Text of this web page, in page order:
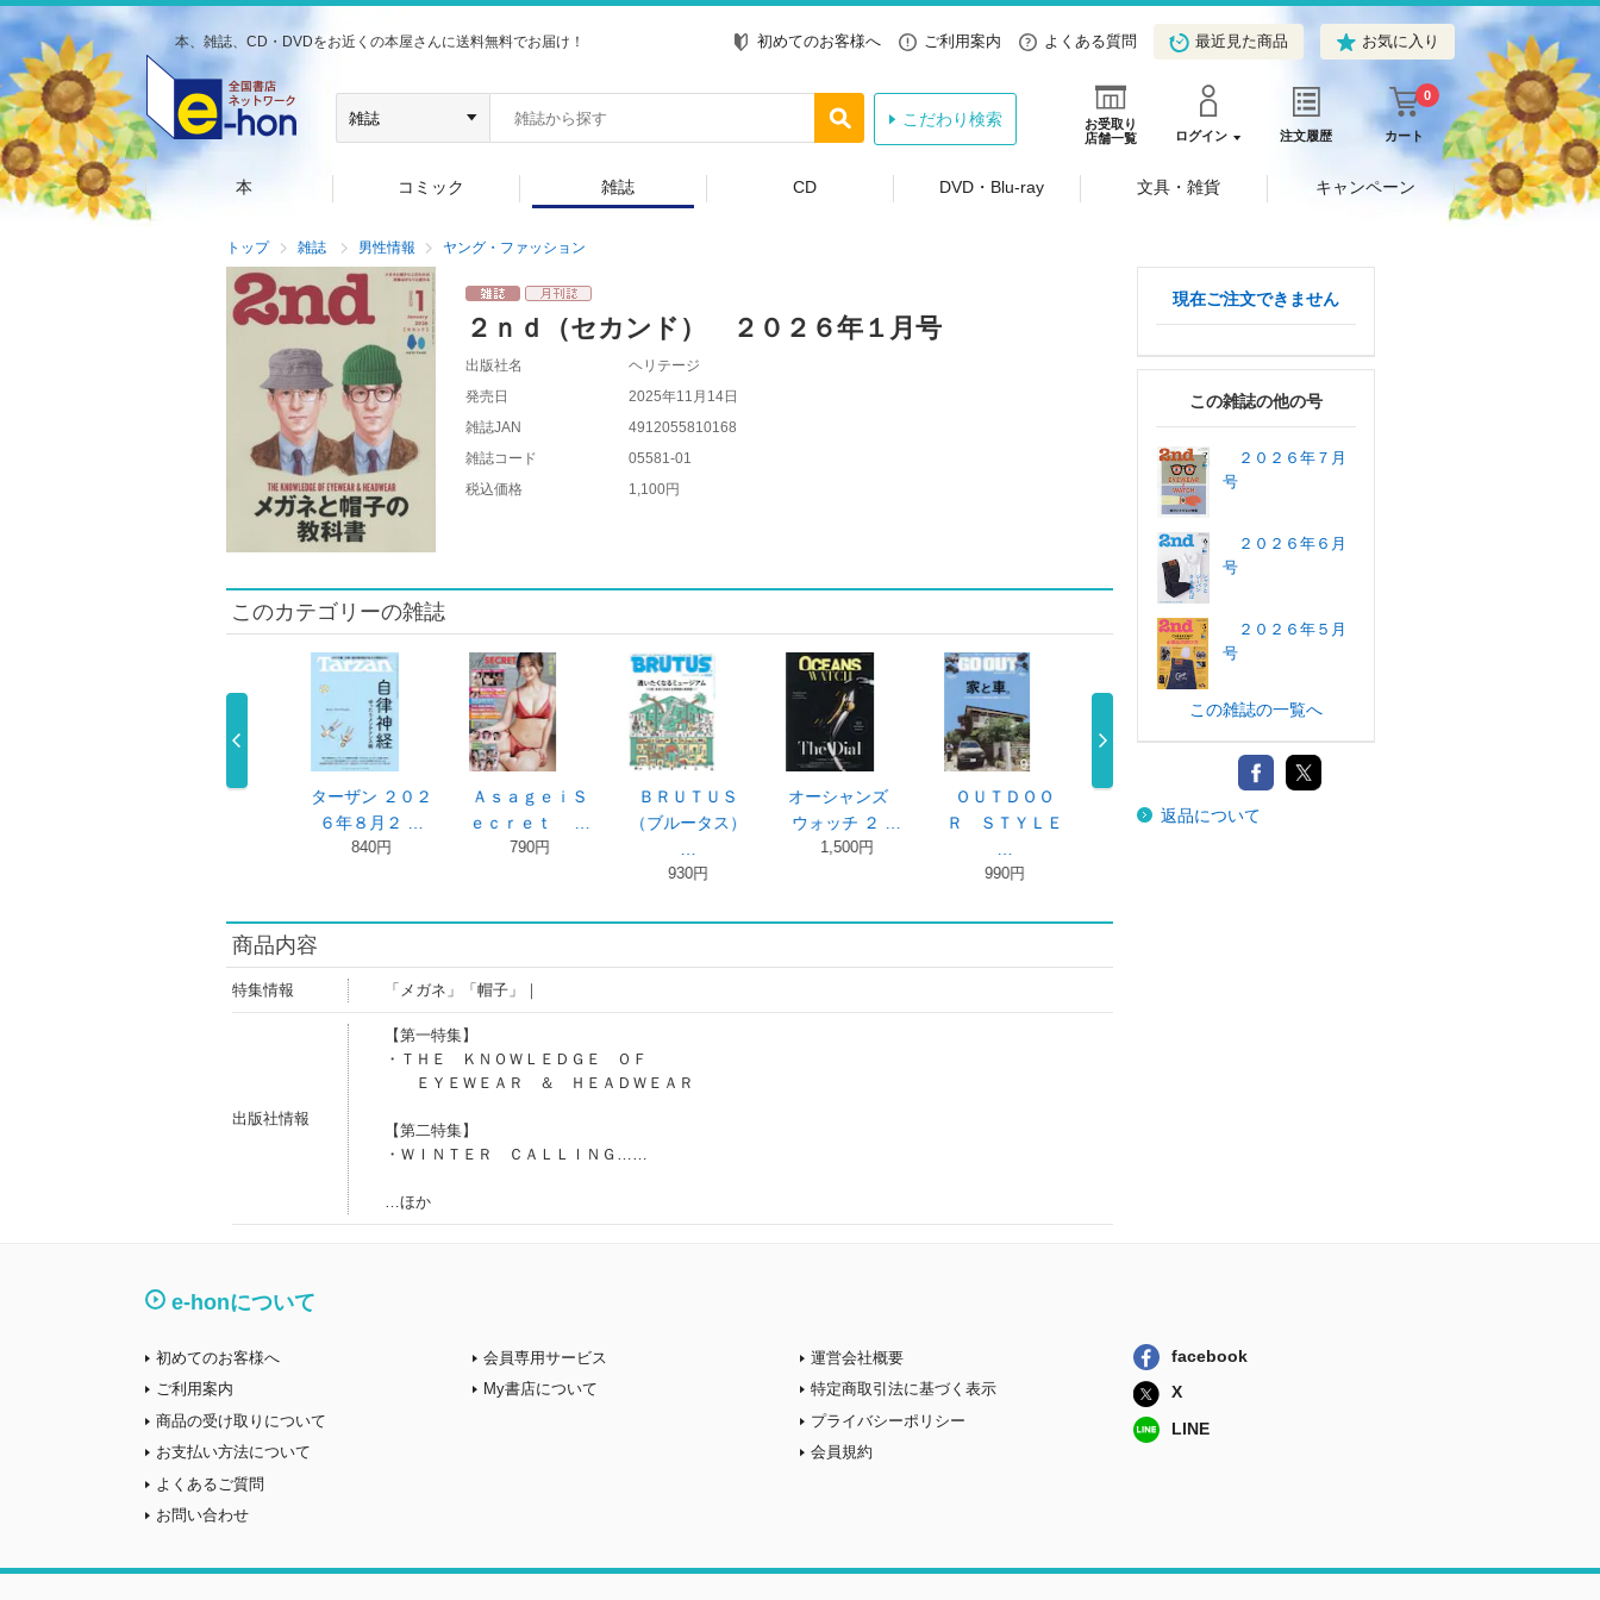
本、雑誌、CD・DVDをお近くの本屋さんに送料無料でお届け！ 初めてのお客様へ ご利用案内 よくある質問 最近見た商品 お気に入り
お受取り
店舗一覧
ログイン 注文履歴 カート
0
こだわり検索
本 コミック 雑誌 CD DVD・Blu-ray 文具・雑貨 キャンペーン
トップ 雑誌 男性情報 ヤング・ファッション
２ｎｄ（セカンド） ２０２６年１月号
出版社名
ヘリテージ
発売日
2025年11月14日
雑誌JAN
4912055810168
雑誌コード
05581-01
税込価格
1,100円
このカテゴリーの雑誌
ＡｓａｇｅｉＳ
ＢＲＵＴＵＳ
（ブルータス）
オーシャンズ
ウォッチ ２ …
1,500円
ＯＵＴＤＯＯ
Ｒ ＳＴＹＬＥ
Ｂ．Ｌ．Ｔ． ２
０２６年９ …
1,430円
ＴＨＥ ＲＡＫ
Ｅ ＪＡＰＡ …
アップトゥボー
イ ２０２６ …
ＰＯＰＥＹＥ
商品内容
特集情報 「メガネ」「帽子」｜
出版社情報
【第一特集】
・ＴＨＥ ＫＮＯＷＬＥＤＧＥ ＯＦ
ＥＹＥＷＥＡＲ ＆ ＨＥＡＤＷＥＡＲ
【第二特集】
・ＷＩＮＴＥＲ ＣＡＬＬＩＮＧ……
…ほか
現在ご注文できません
この雑誌の他の号
２０２６年７月
号
２０２６年６月
号
２０２６年５月
号
この雑誌の一覧へ
返品について
e-honについて
初めてのお客様へ
ご利用案内
商品の受け取りについて
お支払い方法について
よくあるご質問
お問い合わせ
会員専用サービス
My書店について
運営会社概要
特定商取引法に基づく表示
プライバシーポリシー
会員規約
facebook
X
LINE